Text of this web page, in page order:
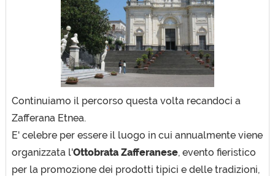
Continuiamo il percorso questa volta recandoci a
Zafferana Etnea.
E' celebre per essere il luogo in cui annualmente viene
organizzata l'Ottobrata Zafferanese, evento fieristico
per la promozione dei prodotti tipici e delle tradizioni,